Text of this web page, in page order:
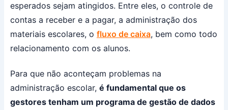
esperados sejam atingidos. Entre eles, o controle de
contas a receber e a pagar, a administração dos
materiais escolares, o fluxo de caixa, bem como todo
relacionamento com os alunos.
Para que não aconteçam problemas na
administração escolar, é fundamental que os
gestores tenham um programa de gestão de dados